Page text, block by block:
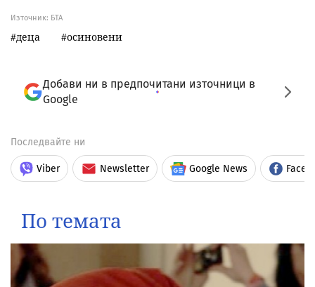
Източник: БТА
деца осиновени
Добави ни в предпочитани източници в
Google
Последвайте ни
Viber Newsletter Google News
По темата